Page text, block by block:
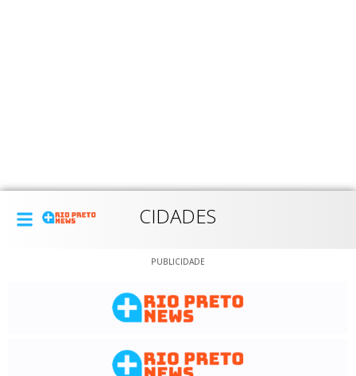
CIDADES
PUBLICIDADE